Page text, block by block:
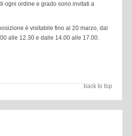
ogni ordine e grado sono invitati a
è visitabile fino al 20 marzo, dal
alle 12.30 e dalle 14.00 alle 17.00.
back to top